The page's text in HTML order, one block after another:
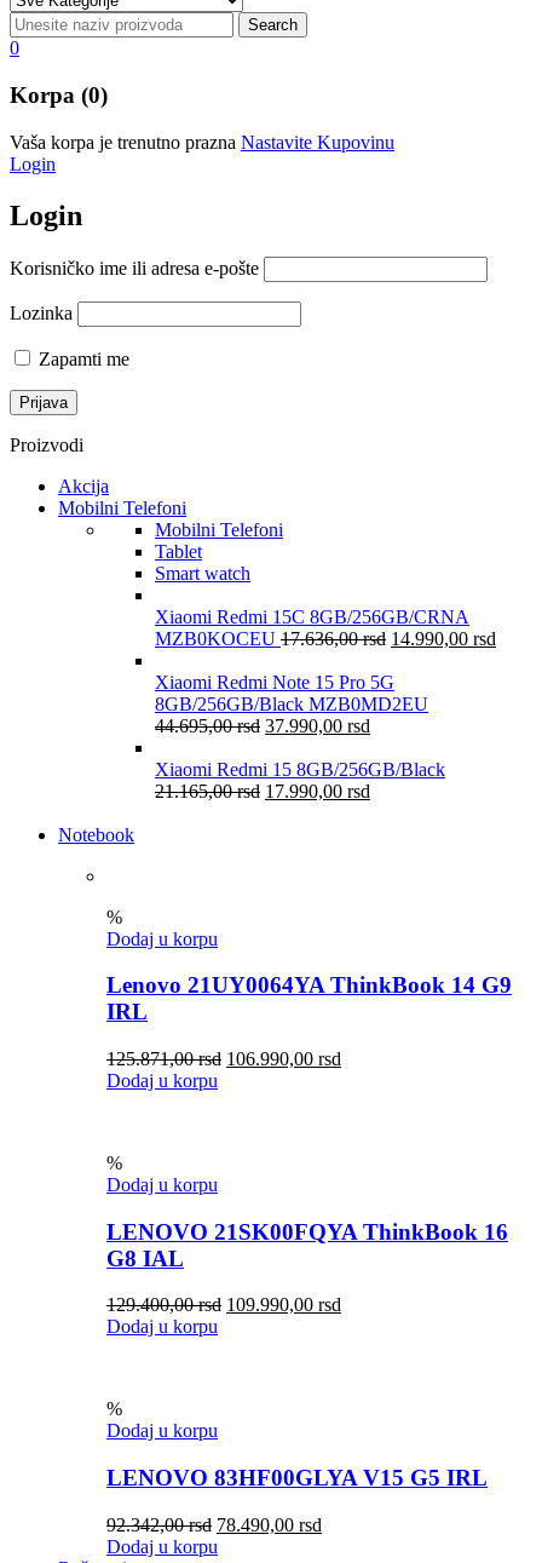
0
Korpa (0)
Vaša korpa je trenutno prazna Nastavite Kupovinu
Login
Login
Korisničko ime ili adresa e-pošte
Lozinka
Zapamti me
Proizvodi
Akcija
Mobilni Telefoni
Mobilni Telefoni
Tablet
Smart watch
Xiaomi Redmi 15C 8GB/256GB/CRNA
MZB0KOCEU 17.636,00rsd 14.990,00 rsd
Xiaomi Redmi Note 15 Pro 5G
8GB/256GB/Black MZB0MD2EU
44.695,00rsd 37.990,00 rsd
Xiaomi Redmi 15 8GB/256GB/Black
21.165,00rsd 17.990,00 rsd
Notebook
%
Dodaj u korpu
Lenovo 21UY0064YA ThinkBook 14 G9
IRL
125.871,00rsd 106.990,00 rsd
Dodaj u korpu
%
Dodaj u korpu
LENOVO 21SK00FQYA ThinkBook 16
G8 IAL
129.400,00rsd 109.990,00 rsd
Dodaj u korpu
%
Dodaj u korpu
LENOVO 83HF00GLYA V15 G5 IRL
92.342,00rsd 78.490,00 rsd
Dodaj u korpu